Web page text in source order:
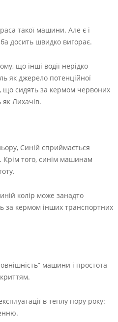
такої машини. Але є і
досить швидко вигорає.
що інші водії нерідко
як джерело потенційної
що сидять за кермом червоних
Лихачів.
Синій сприймається
того, синім машинам
колір може занадто
за кермом інших транспортних
машини і простота
в теплу пору року: